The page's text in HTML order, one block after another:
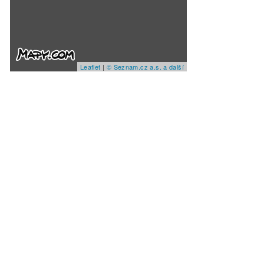
Leaflet | © Seznam.cz a.s. a další